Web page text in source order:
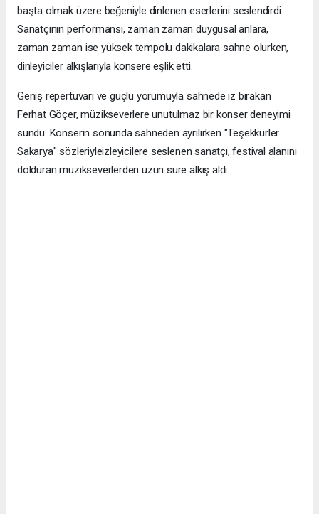
başta olmak üzere beğeniyle dinlenen eserlerini seslendirdi.
Sanatçının performansı, zaman zaman duygusal anlara,
zaman zaman ise yüksek tempolu dakikalara sahne olurken,
dinleyiciler alkışlarıyla konsere eşlik etti.
Geniş repertuvarı ve güçlü yorumuyla sahnede iz bırakan
Ferhat Göçer, müzikseverlere unutulmaz bir konser deneyimi
sundu. Konserin sonunda sahneden ayrılırken "Teşekkürler
Sakarya" sözleriyleizleyicilere seslenen sanatçı, festival alanını
dolduran müzikseverlerden uzun süre alkış aldı.